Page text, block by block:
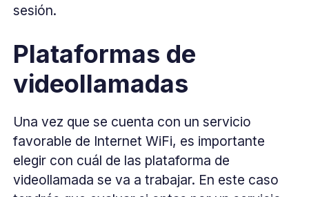
sesión.
Plataformas de
videollamadas
Una vez que se cuenta con un servicio
favorable de Internet WiFi, es importante
elegir con cuál de las plataforma de
videollamada se va a trabajar. En este caso